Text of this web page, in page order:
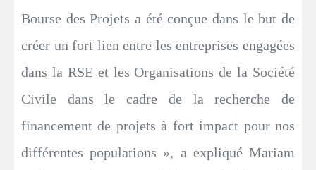
Bourse des Projets a été conçue dans le but de
créer un fort lien entre les entreprises engagées
dans la RSE et les Organisations de la Société
Civile dans le cadre de la recherche de
financement de projets à fort impact pour nos
différentes populations », a expliqué Mariam